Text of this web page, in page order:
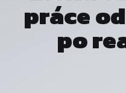
práce
po